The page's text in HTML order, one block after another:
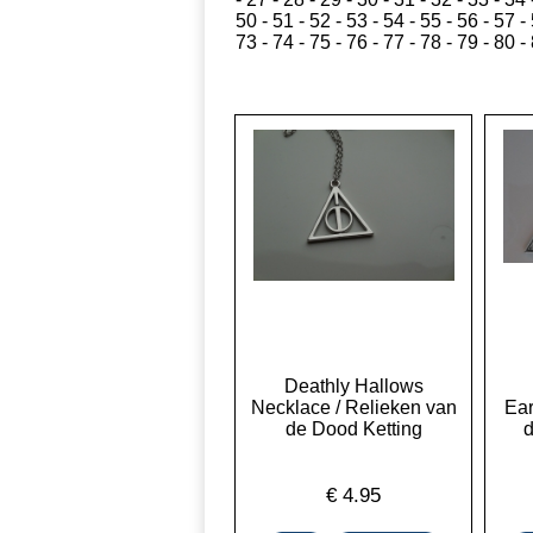
50 - 51 - 52 - 53 - 54 - 55 - 56 - 57 -
73 - 74 - 75 - 76 - 77 - 78 - 79 - 80 -
Deathly Hallows
Necklace / Relieken van
de Dood Ketting
€ 4.95